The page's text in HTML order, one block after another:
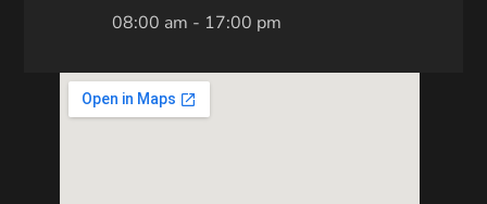
08:00 am - 17:00 pm